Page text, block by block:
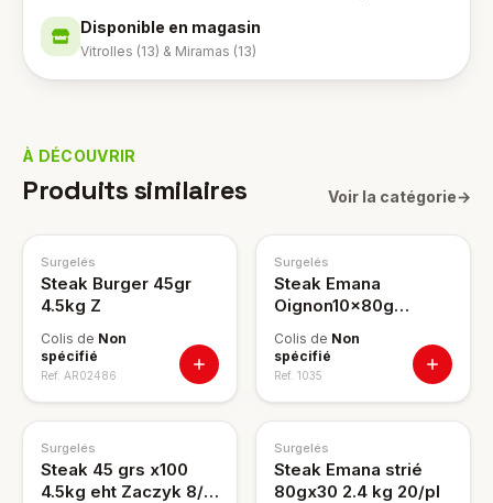
Disponible en magasin
Vitrolles (13) & Miramas (13)
À DÉCOUVRIR
Produits similaires Voir la catégorie→
Surgelés
Steak Burger 45gr
4.5kg Z
Colis de Non
spécifié
Ref. AR02486
Surgelés
Steak Emana
Oignon10x80g
Colis de Non
spécifié
Ref. 1035
Surgelés
Steak 45 grs x100
4.5kg eht Zaczyk 8/pl
Surgelés
Steak Emana strié
80gx30 2.4 kg 20/pl